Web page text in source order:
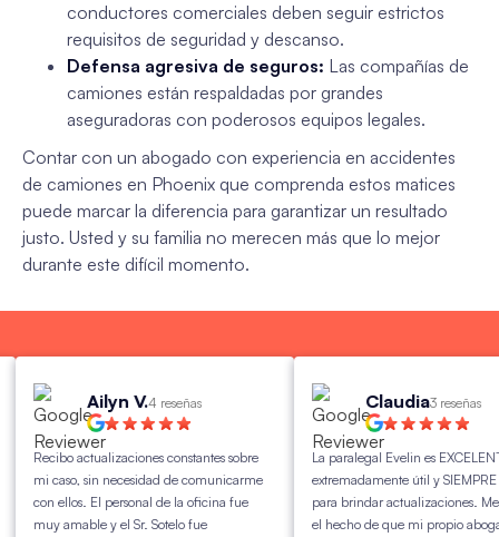
conductores comerciales deben seguir estrictos
requisitos de seguridad y descanso.
Defensa agresiva de seguros: Las compañías de
camiones están respaldadas por grandes
aseguradoras con poderosos equipos legales.
Contar con un abogado con experiencia en accidentes
de camiones en Phoenix que comprenda estos matices
puede marcar la diferencia para garantizar un resultado
justo. Usted y su familia no merecen más que lo mejor
durante este difícil momento.
Ailyn V.4 reseñas
Recibo actualizaciones constantes sobre
mi caso, sin necesidad de comunicarme
con ellos. El personal de la oficina fue
muy amable y el Sr. Sotelo fue
Claudia3 reseñas
La paralegal Evelin es EXCELENTE y
extremadamente útil y SIEMPRE
para brindar actualizaciones. Me
el hecho de que mi propio abogado,